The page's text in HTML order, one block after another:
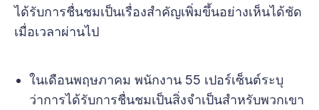
ได้รับการชื่นชมเป็นเรื่องสำคัญเพิ่มขึ้นอย่างเห็นได้ชัด
เมื่อเวลาผ่านไป
ในเดือนพฤษภาคม พนักงาน 55 เปอร์เซ็นต์ระบุ
ว่าการได้รับการชื่นชมเป็นสิ่งจำเป็นสำหรับพวกเขา